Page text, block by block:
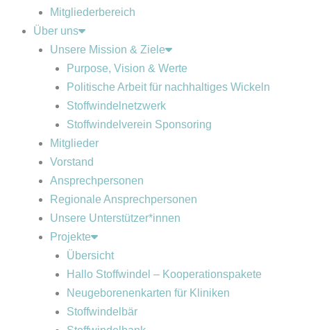
Mitgliederbereich
Über uns
Unsere Mission & Ziele
Purpose, Vision & Werte
Politische Arbeit für nachhaltiges Wickeln
Stoffwindelnetzwerk
Stoffwindelverein Sponsoring
Mitglieder
Vorstand
Ansprechpersonen
Regionale Ansprechpersonen
Unsere Unterstützer*innen
Projekte
Übersicht
Hallo Stoffwindel – Kooperationspakete
Neugeborenenkarten für Kliniken
Stoffwindelbär